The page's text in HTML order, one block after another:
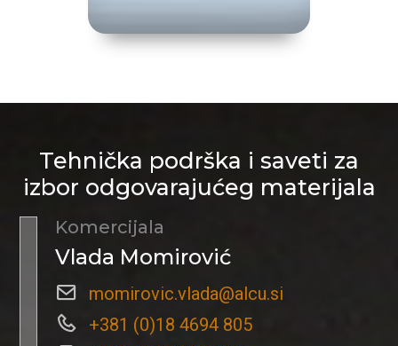
Tehnička podrška i saveti za
izbor odgovarajućeg materijala
Komercijala
Vlada Momirović
momirovic.vlada@alcu.si
+381 (0)18 4694 805